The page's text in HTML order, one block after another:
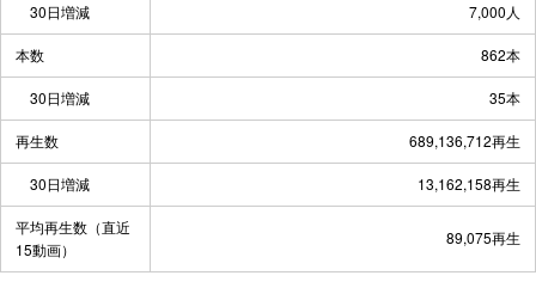
30日増減 7,000人
本数 862本
30日増減 35本
再生数 689,136,712再生
30日増減 13,162,158再生
平均再生数（直近
15動画）
89,075再生